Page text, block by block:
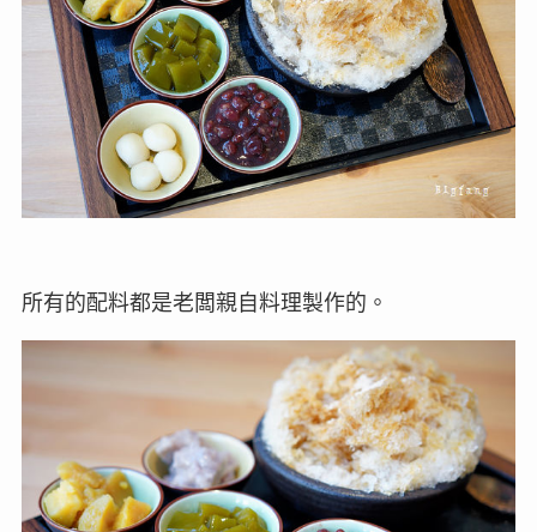
所有的配料都是老闆親自料理製作的。